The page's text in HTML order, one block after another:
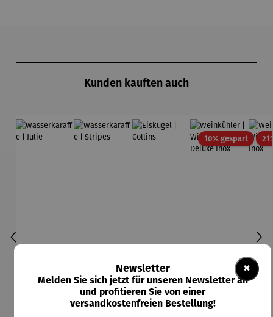
Kunden kauften auch
10% gespartRabatt
×
Newsletter
Melden Sie sich jetzt für unseren Newsletter an
und profitieren Sie von einer
versandkostenfreien Bestellung!